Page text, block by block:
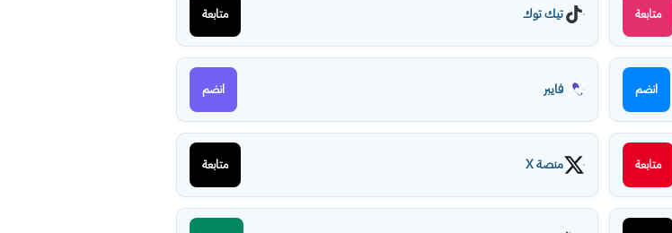
متابعة تيك توك متابعة
انضم فايبر انضم
متابعة منصة X متابعة